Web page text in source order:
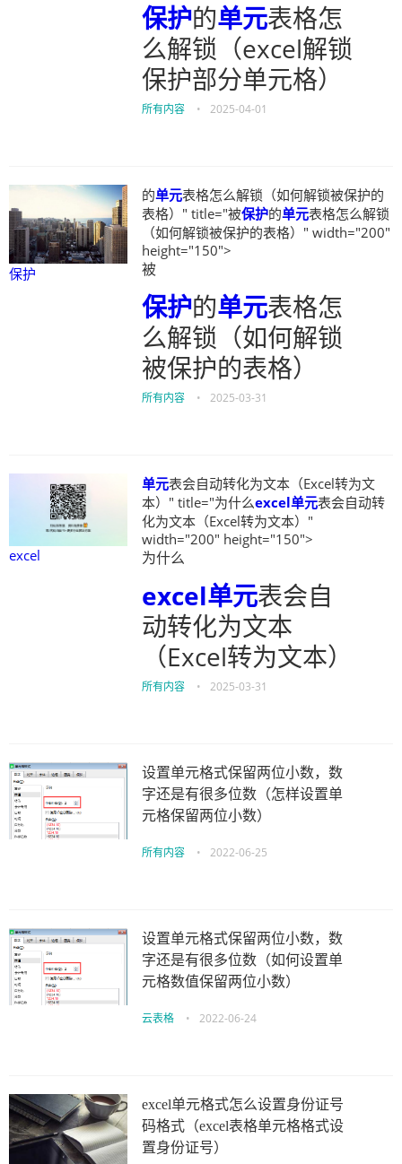
保护的单元表格怎
么解锁（excel解锁
保护部分单元格）
所有内容 • 2025-04-01
保护
的单元表格怎么解锁（如何解锁被保护的
表格）" title="被保护的单元表格怎么解锁
（如何解锁被保护的表格）" width="200"
height="150">
被
保护的单元表格怎
么解锁（如何解锁
被保护的表格）
所有内容 • 2025-03-31
excel
单元表会自动转化为文本（Excel转为文
本）" title="为什么excel单元表会自动转
化为文本（Excel转为文本）"
width="200" height="150">
为什么
excel单元表会自
动转化为文本
（Excel转为文本）
所有内容 • 2025-03-31
设置单元格式保留两位小数，数
字还是有很多位数（怎样设置单
元格保留两位小数）
所有内容 • 2022-06-25
设置单元格式保留两位小数，数
字还是有很多位数（如何设置单
元格数值保留两位小数）
云表格 • 2022-06-24
excel单元格式怎么设置身份证号
码格式（excel表格单元格格式设
置身份证号）